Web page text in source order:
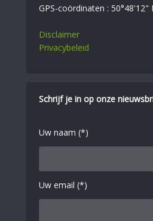
GPS-coördinaten : 50°48'12"
Disclaimer
Privacybeleid
Schrijf je in op onze
Uw naam (*)
Uw email (*)